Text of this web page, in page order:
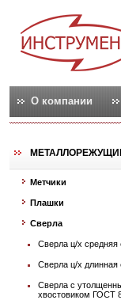
О компании
Метчики
Плашки
Сверла
Сверла ц/х средняя
Сверла ц/х длинная
Сверла с
хвостовиком ГОСТ